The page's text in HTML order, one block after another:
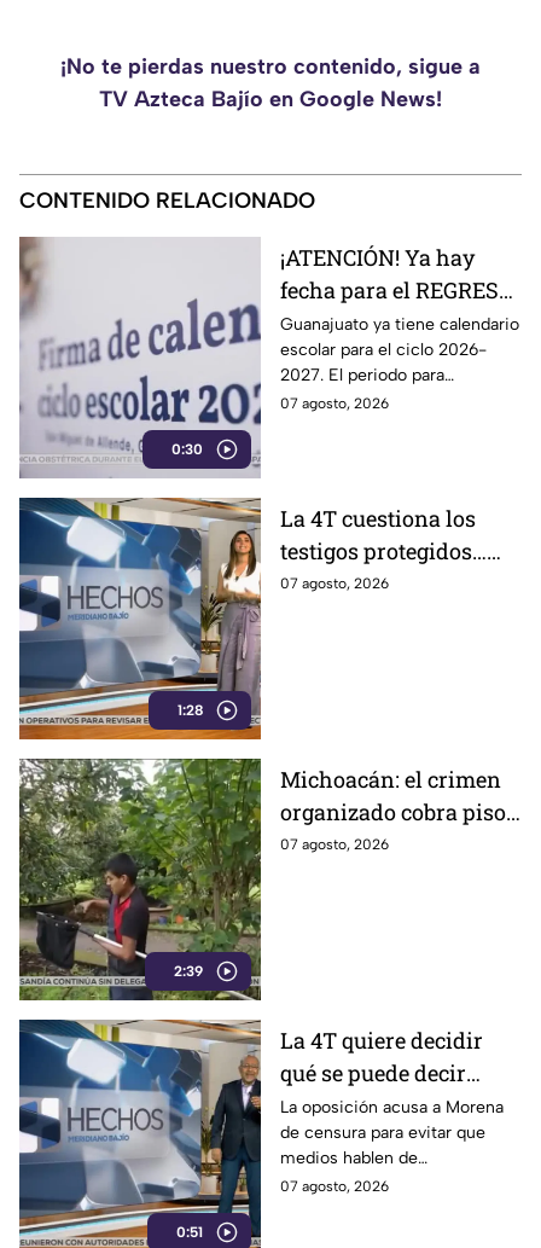
¡No te pierdas nuestro contenido, sigue a
TV Azteca Bajío en Google News!
CONTENIDO RELACIONADO
0:30
¡ATENCIÓN! Ya hay
fecha para el REGRESO
A CLASES en
Guanajuato: esto marca
el calendario 2026-
2027
Guanajuato ya tiene calendario
escolar para el ciclo 2026-
2027. El periodo para
Preescolar, primaria y
07 agosto, 2026
1:28
La 4T cuestiona los
testigos protegidos…
hasta que le sirven
07 agosto, 2026
2:39
Michoacán: el crimen
organizado cobra piso
y el aguacate paga las
07 agosto, 2026
0:51
La 4T quiere decidir
qué se puede decir
sobre sus vínculos con
el narco
La oposición acusa a Morena
de censura para evitar que
medios hablen de
señalamientos de narcopolítica
07 agosto, 2026